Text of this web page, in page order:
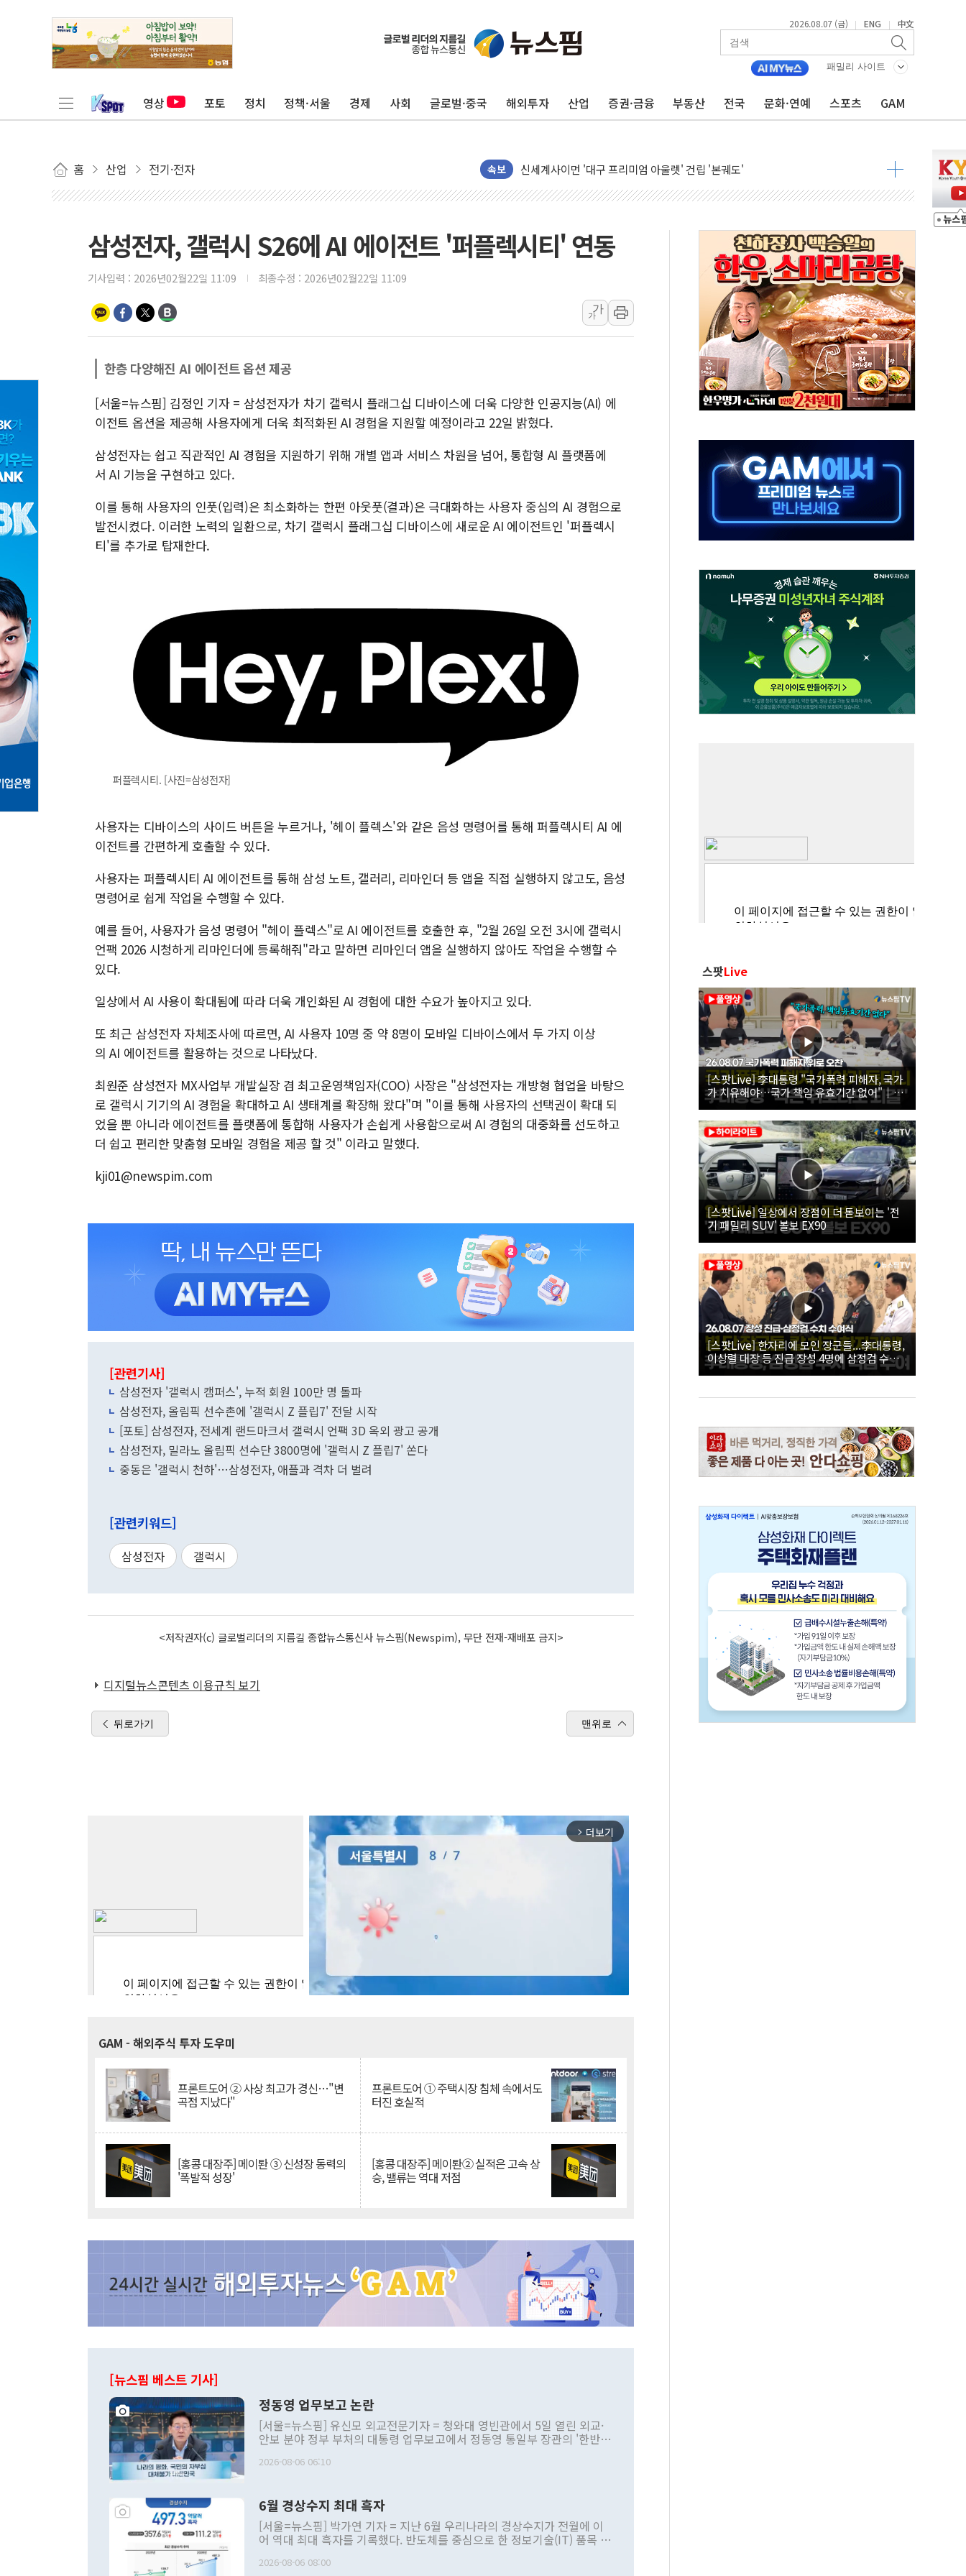
2026.08.07 (금) | ENG | 中文
패밀리 사이트
영상 포토 정치 정책·서울 경제 사회 글로벌·중국 해외투자 산업 증권·금융 부동산 전국 문화·연예 스포츠 GAM
홈 산업 전기·전자 속보
경찰, 9월부터 '가족 사건' 못 맡는다…상피제 실시
포스코홀딩스, 포스코인터·DX 지분 일부 매각
40.2도 찍은 서울 등 폭염중대경보 해제…누적 온열질환자 2872명
"文정부 악몽 재현 안돼"...李 부동산 세제안에 與 내부서 '총선·대선 직격탄' 우려
李대통령, 호우 피해 경북 안동·의성 특별재난지역 선포
'변기 수리' 집주인에게 흉기 휘두른 30대 세입자…경찰, 현행범 체포
프롬바이오, 10일 거래 재개…"재무구조 개편"
NH농협생명, 농작업 중 온열질환 보장…폭염기 신속 보상 강화
랩지노믹스 "디엑솜과 美 암 진단 분야 독점 라이선스 계약"
보로노이, 폐암 치료제 'VRN11' 캐나다 IND 신청
푸본현대생명, 육군 3군단과 군 장병 금융교육·전역 지원 협약
교보생명, '교보K-맞춤건강보험' 6개월 배타적사용권 획득
벼랑 끝 선 '동전주' 무더기 상폐 위기…관리종목 우려 지정예고 총 63개
1순위보다 낮은 특별공급 경쟁률… 실수요자 관심
컴투스 '제우스: 오만의 신' 26일 출시, 유저의 캐릭터가 AI로 플레이한다
네이버 클립, 시청 만으로 혜택 얻는 피드코인 이벤트 진행
삼성전자, 갤럭시 S26에 AI 에이전트 '퍼플렉시티' 연동
기사입력 : 2026년02월22일 11:09 최종수정 : 2026년02월22일 11:09
가
가
한층 다양해진 AI 에이전트 옵션 제공
[서울=뉴스핌] 김정인 기자 = 삼성전자가 차기 갤럭시 플래그십 디바이스에 더욱 다양한 인공지능(AI) 에
이전트 옵션을 제공해 사용자에게 더욱 최적화된 AI 경험을 지원할 예정이라고 22일 밝혔다.
삼성전자는 쉽고 직관적인 AI 경험을 지원하기 위해 개별 앱과 서비스 차원을 넘어, 통합형 AI 플랫폼에
서 AI 기능을 구현하고 있다.
이를 통해 사용자의 인풋(입력)은 최소화하는 한편 아웃풋(결과)은 극대화하는 사용자 중심의 AI 경험으로
발전시켰다. 이러한 노력의 일환으로, 차기 갤럭시 플래그십 디바이스에 새로운 AI 에이전트인 '퍼플렉시
티'를 추가로 탑재한다.
퍼플렉시티. [사진=삼성전자]
사용자는 디바이스의 사이드 버튼을 누르거나, '헤이 플렉스'와 같은 음성 명령어를 통해 퍼플렉시티 AI 에
이전트를 간편하게 호출할 수 있다.
사용자는 퍼플렉시티 AI 에이전트를 통해 삼성 노트, 갤러리, 리마인더 등 앱을 직접 실행하지 않고도, 음성
명령어로 쉽게 작업을 수행할 수 있다.
예를 들어, 사용자가 음성 명령어 "헤이 플렉스"로 AI 에이전트를 호출한 후, "2월 26일 오전 3시에 갤럭시
언팩 2026 시청하게 리마인더에 등록해줘"라고 말하면 리마인더 앱을 실행하지 않아도 작업을 수행할 수
있다.
일상에서 AI 사용이 확대됨에 따라 더욱 개인화된 AI 경험에 대한 수요가 높아지고 있다.
또 최근 삼성전자 자체조사에 따르면, AI 사용자 10명 중 약 8명이 모바일 디바이스에서 두 가지 이상
의 AI 에이전트를 활용하는 것으로 나타났다.
최원준 삼성전자 MX사업부 개발실장 겸 최고운영책임자(COO) 사장은 "삼성전자는 개방형 협업을 바탕으
로 갤럭시 기기의 AI 경험을 확대하고 AI 생태계를 확장해 왔다"며 "이를 통해 사용자의 선택권이 확대 되
었을 뿐 아니라 에이전트를 플랫폼에 통합해 사용자가 손쉽게 사용함으로써 AI 경험의 대중화를 선도하고
더 쉽고 편리한 맞춤형 모바일 경험을 제공 할 것" 이라고 말했다.
kji01@newspim.com
[관련기사]
삼성전자 '갤럭시 캠퍼스', 누적 회원 100만 명 돌파
삼성전자, 올림픽 선수촌에 '갤럭시 Z 플립7' 전달 시작
[포토] 삼성전자, 전세계 랜드마크서 갤럭시 언팩 3D 옥외 광고 공개
삼성전자, 밀라노 올림픽 선수단 3800명에 '갤럭시 Z 플립7' 쏜다
중동은 '갤럭시 천하'…삼성전자, 애플과 격차 더 벌려
[관련키워드]
삼성전자 갤럭시
<저작권자(c) 글로벌리더의 지름길 종합뉴스통신사 뉴스핌(Newspim), 무단 전재-재배포 금지>
디지털뉴스콘텐츠 이용규칙 보기
뒤로가기 맨위로
arrow_forward_ios 더보기
GAM - 해외주식 투자 도우미
프론트도어 ② 사상 최고가 경신…"변
곡점 지났다"
프론트도어 ① 주택시장 침체 속에서도
터진 호실적
[홍콩 대장주] 메이퇀 ③ 신성장 동력의
'폭발적 성장'
[홍콩 대장주] 메이퇀② 실적은 고속 상
승, 밸류는 역대 저점
[뉴스핌 베스트 기사]
정동영 업무보고 논란
[서울=뉴스핌] 유신모 외교전문기자 = 청와대 영빈관에서 5일 열린 외교·
안보 분야 정부 부처의 대통령 업무보고에서 정동영 통일부 장관의 '한반도
발언 중에는 정부 내 조율을 거치지 않은 사안을 정책으로 추진하겠다고 공
주의적 희망에 근거한 비현실적 구상'이라는 비판을 내놨다. 그동안 정 장
관의 대북 정책 관련 발언이 물의를 빚은 적은 여러 번 있지만 대통령과 유
관 부처 장관이 공개적으로 부정적 입장을 표명한 것은 이례적이다. 정 장
관의 무리한 대북 접근법과 월권을 제어해야 한다는 목소리도 높아지고 있
다. [정동영 통일부 장관이 지난달 23일 오후 서울 종로구 정부서울청사에
2026-08-06 06:10
6월 경상수지 최대 흑자
[서울=뉴스핌] 박가연 기자 = 지난 6월 우리나라의 경상수지가 전월에 이
어 역대 최대 흑자를 기록했다. 반도체를 중심으로 한 정보기술(IT) 품목 수
료=한국은행] 한국은행이 6일 발표한 '2026년 6월 국제수지(잠정)'에 따르
2026-08-06 08:00
스팟Live
[스팟Live] 李대통령 "국가폭력 피해자, 국가
가 치유해야…국가 책임 유효기간 없어"｜
26.08.07 국가폭력 피해자 위로 오찬
[스팟Live] 일상에서 장점이 더 돋보이는 '전
기 패밀리 SUV' 볼보 EX90
[스팟Live] 한자리에 모인 장군들...李대통령,
이상렬 대장 등 진급 장성 4명에 삼정검 수치
직접 수여｜26.08.07 장성 진급·삼정검 수치